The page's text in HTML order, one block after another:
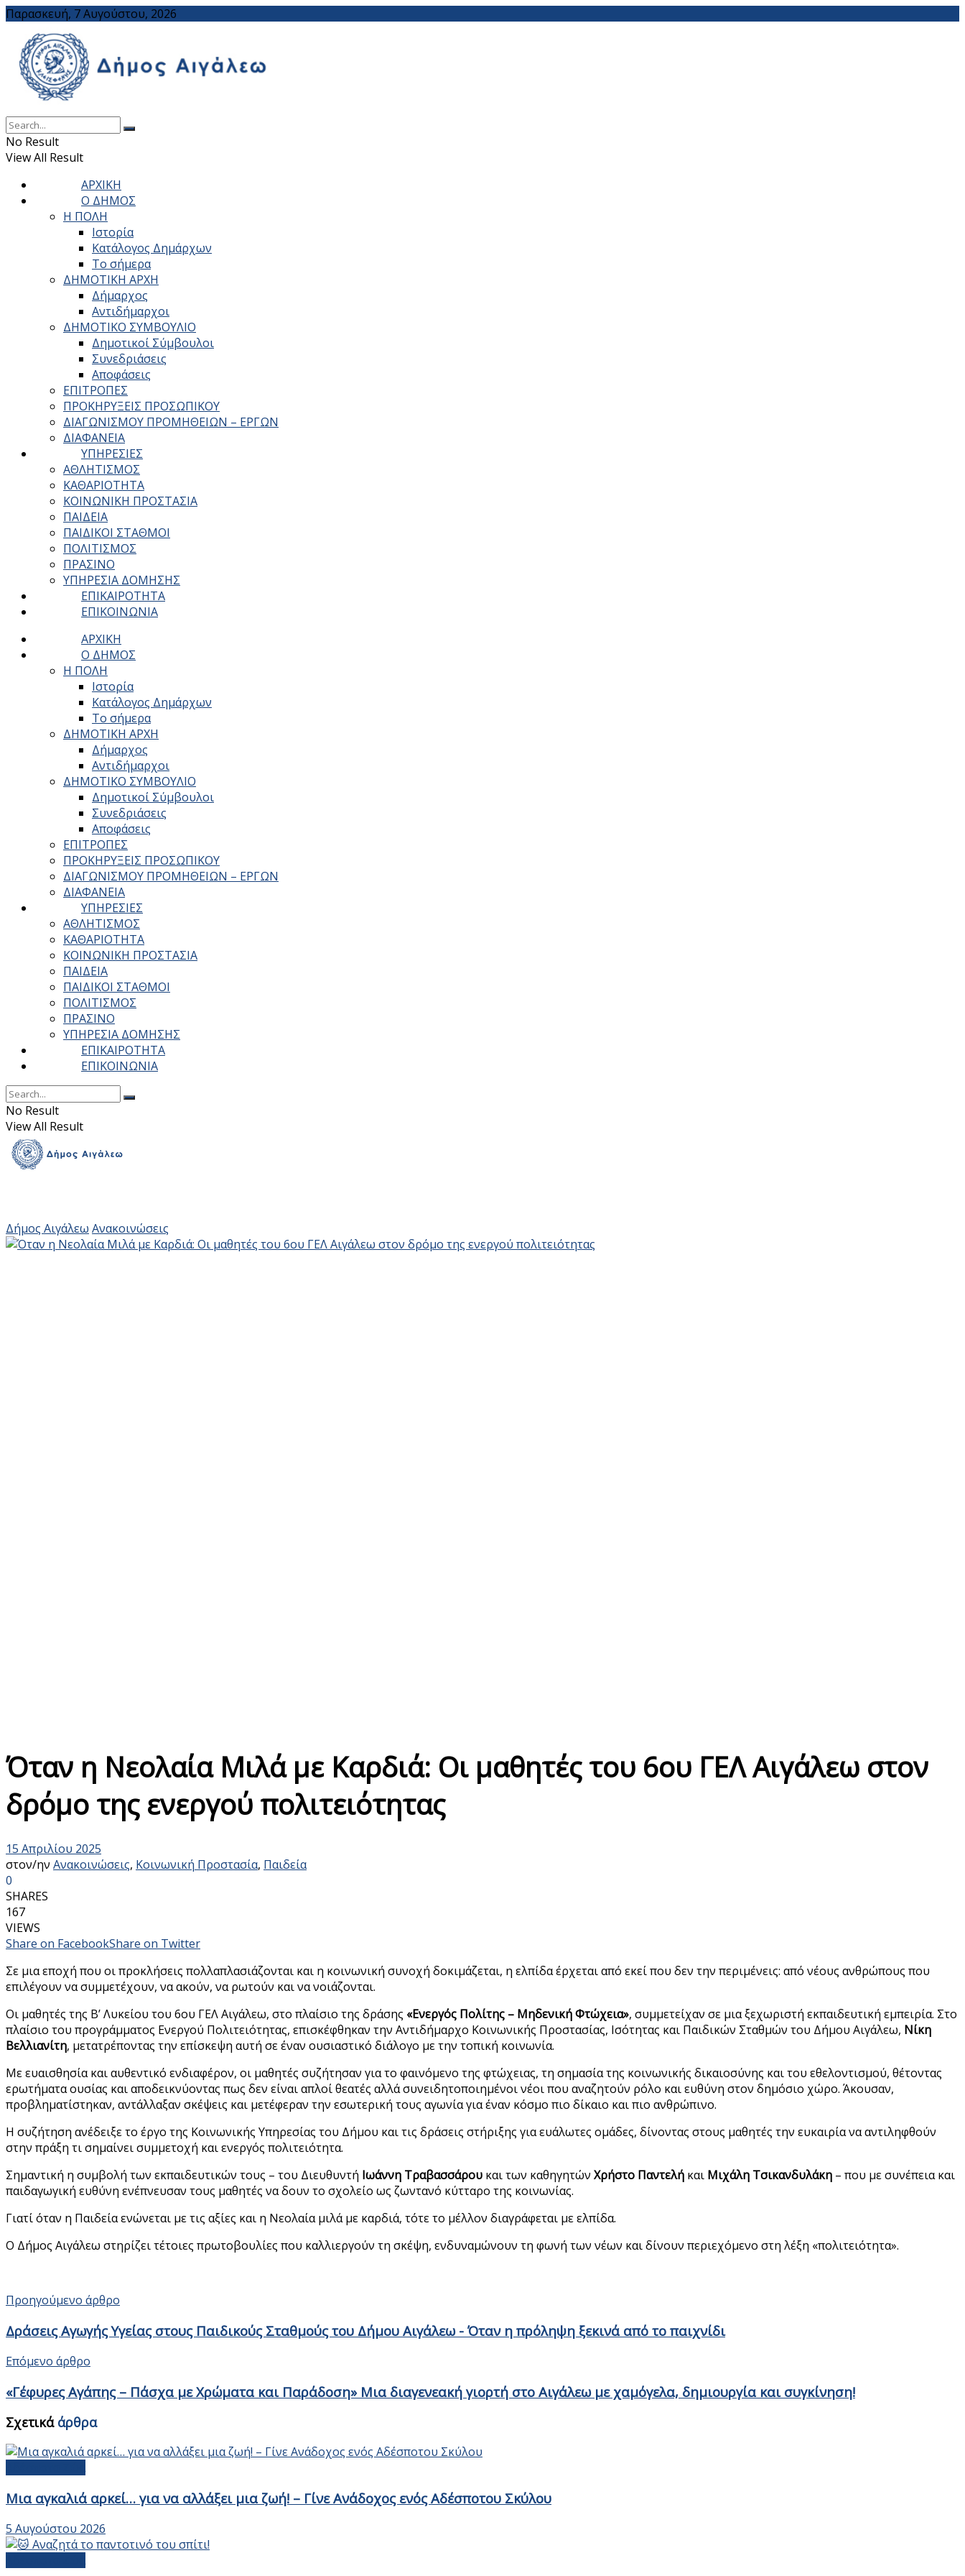
Παρασκευή, 7 Αυγούστου, 2026
No Result
View All Result
ΑΡΧΙΚΗ
Ο ΔΗΜΟΣ
Η ΠΟΛΗ
Ιστορία
Κατάλογος Δημάρχων
Το σήμερα
ΔΗΜΟΤΙΚΗ ΑΡΧΗ
Δήμαρχος
Αντιδήμαρχοι
ΔΗΜΟΤΙΚΟ ΣΥΜΒΟΥΛΙΟ
Δημοτικοί Σύμβουλοι
Συνεδριάσεις
Αποφάσεις
ΕΠΙΤΡΟΠΕΣ
ΠΡΟΚΗΡΥΞΕΙΣ ΠΡΟΣΩΠΙΚΟΥ
ΔΙΑΓΩΝΙΣΜΟΥ ΠΡΟΜΗΘΕΙΩΝ – ΕΡΓΩΝ
ΔΙΑΦΑΝΕΙΑ
ΥΠΗΡΕΣΙΕΣ
ΑΘΛΗΤΙΣΜΟΣ
ΚΑΘΑΡΙΟΤΗΤΑ
ΚΟΙΝΩΝΙΚΗ ΠΡΟΣΤΑΣΙΑ
ΠΑΙΔΕΙΑ
ΠΑΙΔΙΚΟΙ ΣΤΑΘΜΟΙ
ΠΟΛΙΤΙΣΜΟΣ
ΠΡΑΣΙΝΟ
ΥΠΗΡΕΣΙΑ ΔΟΜΗΣΗΣ
ΕΠΙΚΑΙΡΟΤΗΤΑ
ΕΠΙΚΟΙΝΩΝΙΑ
ΑΡΧΙΚΗ
Ο ΔΗΜΟΣ
Η ΠΟΛΗ
Ιστορία
Κατάλογος Δημάρχων
Το σήμερα
ΔΗΜΟΤΙΚΗ ΑΡΧΗ
Δήμαρχος
Αντιδήμαρχοι
ΔΗΜΟΤΙΚΟ ΣΥΜΒΟΥΛΙΟ
Δημοτικοί Σύμβουλοι
Συνεδριάσεις
Αποφάσεις
ΕΠΙΤΡΟΠΕΣ
ΠΡΟΚΗΡΥΞΕΙΣ ΠΡΟΣΩΠΙΚΟΥ
ΔΙΑΓΩΝΙΣΜΟΥ ΠΡΟΜΗΘΕΙΩΝ – ΕΡΓΩΝ
ΔΙΑΦΑΝΕΙΑ
ΥΠΗΡΕΣΙΕΣ
ΑΘΛΗΤΙΣΜΟΣ
ΚΑΘΑΡΙΟΤΗΤΑ
ΚΟΙΝΩΝΙΚΗ ΠΡΟΣΤΑΣΙΑ
ΠΑΙΔΕΙΑ
ΠΑΙΔΙΚΟΙ ΣΤΑΘΜΟΙ
ΠΟΛΙΤΙΣΜΟΣ
ΠΡΑΣΙΝΟ
ΥΠΗΡΕΣΙΑ ΔΟΜΗΣΗΣ
ΕΠΙΚΑΙΡΟΤΗΤΑ
ΕΠΙΚΟΙΝΩΝΙΑ
No Result
View All Result
Δήμος Αιγάλεω Ανακοινώσεις
Όταν η Νεολαία Μιλά με Καρδιά: Οι μαθητές του 6ου ΓΕΛ Αιγάλεω στον
δρόμο της ενεργού πολιτειότητας
15 Απριλίου 2025
στον/ην Ανακοινώσεις, Κοινωνική Προστασία, Παιδεία
0
SHARES
167
VIEWS
Share on FacebookShare on Twitter
Σε μια εποχή που οι προκλήσεις πολλαπλασιάζονται και η κοινωνική συνοχή δοκιμάζεται, η ελπίδα έρχεται από εκεί που δεν την περιμένεις: από νέους ανθρώπους που
επιλέγουν να συμμετέχουν, να ακούν, να ρωτούν και να νοιάζονται.
Οι μαθητές της Β’ Λυκείου του 6ου ΓΕΛ Αιγάλεω, στο πλαίσιο της δράσης «Ενεργός Πολίτης – Μηδενική Φτώχεια», συμμετείχαν σε μια ξεχωριστή εκπαιδευτική εμπειρία. Στο
πλαίσιο του προγράμματος Ενεργού Πολιτειότητας, επισκέφθηκαν την Αντιδήμαρχο Κοινωνικής Προστασίας, Ισότητας και Παιδικών Σταθμών του Δήμου Αιγάλεω, Νίκη
Βελλιανίτη, μετατρέποντας την επίσκεψη αυτή σε έναν ουσιαστικό διάλογο με την τοπική κοινωνία.
Με ευαισθησία και αυθεντικό ενδιαφέρον, οι μαθητές συζήτησαν για το φαινόμενο της φτώχειας, τη σημασία της κοινωνικής δικαιοσύνης και του εθελοντισμού, θέτοντας
ερωτήματα ουσίας και αποδεικνύοντας πως δεν είναι απλοί θεατές αλλά συνειδητοποιημένοι νέοι που αναζητούν ρόλο και ευθύνη στον δημόσιο χώρο. Άκουσαν,
προβληματίστηκαν, αντάλλαξαν σκέψεις και μετέφεραν την εσωτερική τους αγωνία για έναν κόσμο πιο δίκαιο και πιο ανθρώπινο.
Η συζήτηση ανέδειξε το έργο της Κοινωνικής Υπηρεσίας του Δήμου και τις δράσεις στήριξης για ευάλωτες ομάδες, δίνοντας στους μαθητές την ευκαιρία να αντιληφθούν
στην πράξη τι σημαίνει συμμετοχή και ενεργός πολιτειότητα.
Σημαντική η συμβολή των εκπαιδευτικών τους – του Διευθυντή Ιωάννη Τραβασσάρου και των καθηγητών Χρήστο Παντελή και Μιχάλη Τσικανδυλάκη – που με συνέπεια και
παιδαγωγική ευθύνη ενέπνευσαν τους μαθητές να δουν το σχολείο ως ζωντανό κύτταρο της κοινωνίας.
Γιατί όταν η Παιδεία ενώνεται με τις αξίες και η Νεολαία μιλά με καρδιά, τότε το μέλλον διαγράφεται με ελπίδα.
Ο Δήμος Αιγάλεω στηρίζει τέτοιες πρωτοβουλίες που καλλιεργούν τη σκέψη, ενδυναμώνουν τη φωνή των νέων και δίνουν περιεχόμενο στη λέξη «πολιτειότητα».
Προηγούμενο άρθρο
Δράσεις Αγωγής Υγείας στους Παιδικούς Σταθμούς του Δήμου Αιγάλεω - Όταν η πρόληψη ξεκινά από το παιχνίδι
Επόμενο άρθρο
«Γέφυρες Αγάπης – Πάσχα με Χρώματα και Παράδοση» Μια διαγενεακή γιορτή στο Αιγάλεω με χαμόγελα, δημιουργία και συγκίνηση!
Σχετικάάρθρα
Μια αγκαλιά αρκεί… για να αλλάξει μια ζωή! – Γίνε Ανάδοχος ενός Αδέσποτου Σκύλου
5 Αυγούστου 2026